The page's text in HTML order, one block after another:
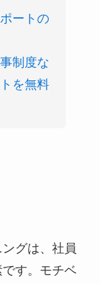
ートの
制度な
を無料
グは、社員
す。モチベ